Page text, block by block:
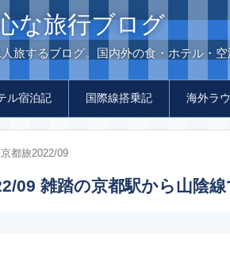
な旅行ブログ
旅するブログ。国内外の食・ホテル・空
ル宿泊記 国際線搭乗記 海外ラ
京都旅2022/09
09 雑踏の京都駅から山陰